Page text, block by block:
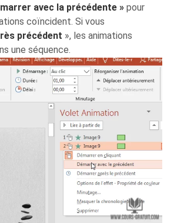
avec la précédente »pour
coïncident. Si vous
précédent », les animations
une séquence.